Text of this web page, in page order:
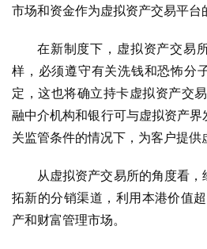
市场和资金作为虚拟资产交易平台
在新制度下，虚拟资产交易
样，必须遵守有关洗钱和恐怖分
定，这也将确立持卡虚拟资产交
融中介机构和银行可与虚拟资产
关监管条件的情况下，为客户提供
从虚拟资产交易所的角度看
拓新的分销渠道，利用本港价值
产和财富管理市场。